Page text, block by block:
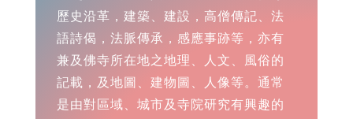
歷史沿革，建築、建設，高僧傳記、法
語詩偈，法脈傳承，感應事跡等，亦有
兼及佛寺所在地之地理、人文、風俗的
記載，及地圖、建物圖、人像等。通常
是由對區域、城市及寺院研究有興趣的